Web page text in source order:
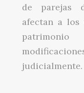
de parejas
afectan a los
judicialmente.